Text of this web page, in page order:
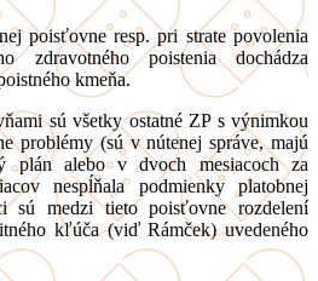
poisťovne resp. pri strate povolenia
zdravotného poistenia dochádza
kmeňa.
sú všetky ostatné ZP s výnimkou
problémy (sú v nútenej správe, majú
plán alebo v dvoch mesiacoch za
nespĺňala podmienky platobnej
sú medzi tieto poisťovne rozdelení
kľúča (viď Rámček) uvedeného